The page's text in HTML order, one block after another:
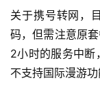
身
W
i
F
i
关于携号转网，
码，但需注意原
2小时的服务中断
不支持国际漫游